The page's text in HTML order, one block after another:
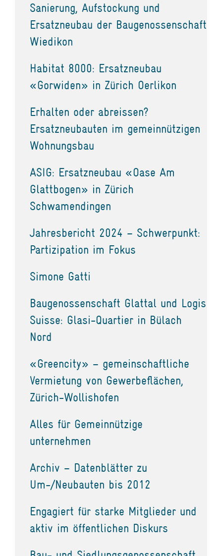
Sanierung, Aufstockung und
Ersatzneubau der Baugenossenschaft
Wiedikon
Habitat 8000: Ersatzneubau
«Gorwiden» in Zürich Oerlikon
Erhalten oder abreissen?
Ersatzneubauten im gemeinnützigen
Wohnungsbau
ASIG: Ersatzneubau «Oase Am
Glattbogen» in Zürich
Schwamendingen
Jahresbericht 2024 – Schwerpunkt:
Partizipation im Fokus
Simone Gatti
Baugenossenschaft Glattal und Logis
Suisse: Glasi-Quartier in Bülach
Nord
«Greencity» – gemeinschaftliche
Vermietung von Gewerbeflächen,
Zürich-Wollishofen
Alles für Gemeinnützige
unternehmen
Archiv – Datenblätter zu
Um-/Neubauten bis 2012
Engagiert für starke Mitglieder und
aktiv im öffentlichen Diskurs